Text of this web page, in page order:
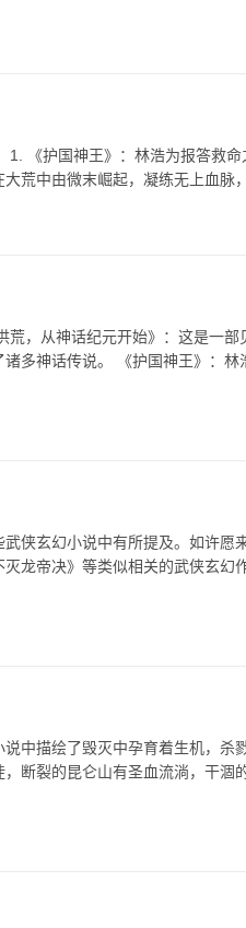
1. 《护国神王》：林浩为报答救
荒中由微末崛起，凝练无上血脉
荒，从神话纪元开始》：这是一部
多神话传说。 《护国神王》：林
侠玄幻小说中有所提及。如许愿
龙帝决》等类似相关的武侠玄幻
中描绘了毁灭中孕育着生机，杀
断裂的昆仑山有圣血流淌，干涸